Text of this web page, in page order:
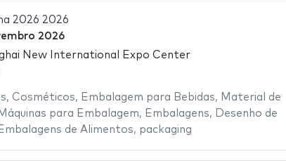
2026 2026
2026
New International Expo Center
, Cosméticos, Embalagem para Bebidas, Material de
Máquinas para Embalagem, Embalagens,
Desenho de
Embalagens de Alimentos, packaging